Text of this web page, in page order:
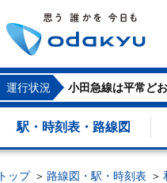
運行状況 小田急線は平常ど
駅・時刻表・路線図
トップ 路線図・駅・時刻表